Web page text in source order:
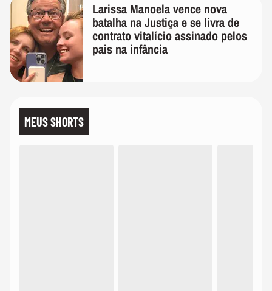
Larissa Manoela vence nova
batalha na Justiça e se livra de
contrato vitalício assinado pelos
pais na infância
MEUS SHORTS